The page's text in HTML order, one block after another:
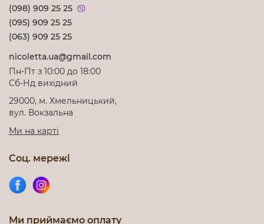
(098) 909 25 25
(095) 909 25 25
(063) 909 25 25
nicoletta.ua@gmail.com
Пн-Пт з 10:00 до 18:00
Cб-Нд вихідний
29000, м. Хмельницький,
вул. Вокзальна
Ми на карті
Соц. мережі
Ми приймаємо оплату